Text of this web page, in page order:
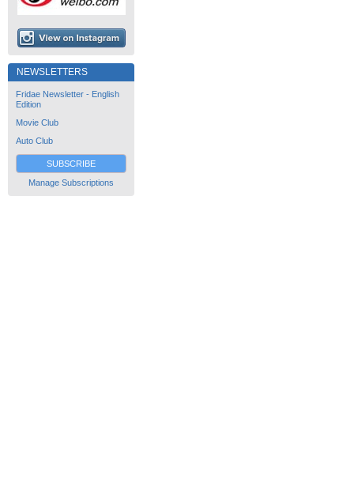
NEWSLETTERS
Fridae Newsletter - English
Edition
Movie Club
Auto Club
SUBSCRIBE
Manage Subscriptions